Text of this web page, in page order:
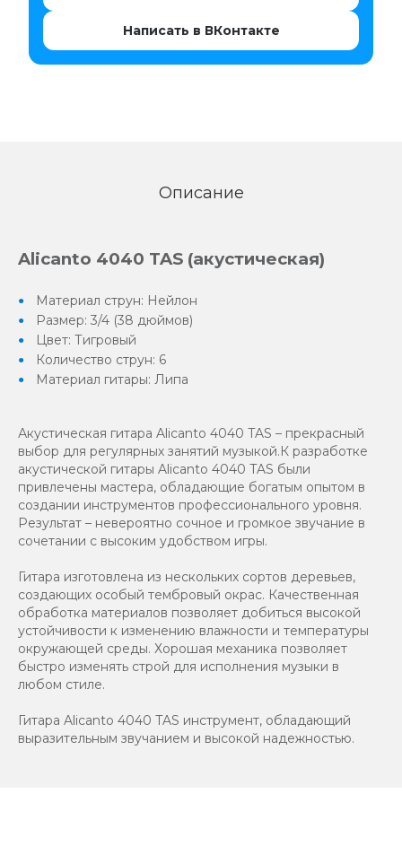
Написать в ВКонтакте
Описание
Alicanto 4040 TAS (акустическая)
Материал струн: Нейлон
Размер: 3/4 (38 дюймов)
Цвет: Тигровый
Количество струн: 6
Материал гитары: Липа
Акустическая гитара Alicanto 4040 TAS – прекрасный
выбор для регулярных занятий музыкой.К разработке
акустической гитары Alicanto 4040 TAS были
привлечены мастера, обладающие богатым опытом в
создании инструментов профессионального уровня.
Результат – невероятно сочное и громкое звучание в
сочетании с высоким удобством игры.
Гитара изготовлена из нескольких сортов деревьев,
создающих особый тембровый окрас. Качественная
обработка материалов позволяет добиться высокой
устойчивости к изменению влажности и температуры
окружающей среды. Хорошая механика позволяет
быстро изменять строй для исполнения музыки в
любом стиле.
Гитара Alicanto 4040 TAS инструмент, обладающий
выразительным звучанием и высокой надежностью.